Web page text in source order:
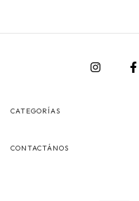
CATEGORÍAS
CONTACTÁNOS